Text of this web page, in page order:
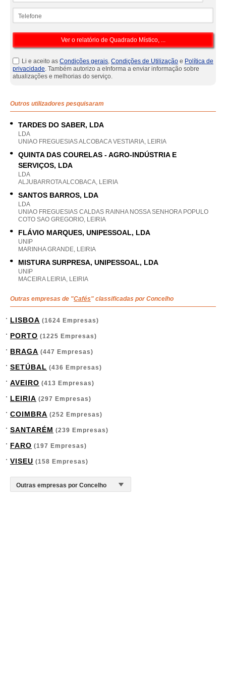
Li e aceito as Condições gerais, Condições de Utilização e Política de
privacidade. Também autorizo a eInforma a enviar informação sobre
atualizações e melhorias do serviço.
Outros utilizadores pesquisaram
TARDES DO SABER, LDA
LDA
UNIAO FREGUESIAS ALCOBACA VESTIARIA, LEIRIA
QUINTA DAS COURELAS - AGRO-INDÚSTRIA E
SERVIÇOS, LDA
LDA
ALJUBARROTA ALCOBACA, LEIRIA
SANTOS BARROS, LDA
LDA
UNIAO FREGUESIAS CALDAS RAINHA NOSSA SENHORA POPULO
COTO SAO GREGORIO, LEIRIA
FLÁVIO MARQUES, UNIPESSOAL, LDA
UNIP
MARINHA GRANDE, LEIRIA
MISTURA SURPRESA, UNIPESSOAL, LDA
UNIP
MACEIRA LEIRIA, LEIRIA
Outras empresas de "Cafés" classificadas por Concelho
LISBOA (1624 Empresas)
PORTO (1225 Empresas)
BRAGA (447 Empresas)
SETÚBAL (436 Empresas)
AVEIRO (413 Empresas)
LEIRIA (297 Empresas)
COIMBRA (252 Empresas)
SANTARÉM (239 Empresas)
FARO (197 Empresas)
VISEU (158 Empresas)